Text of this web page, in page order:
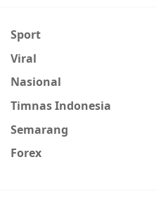
Sport
Viral
Nasional
Timnas Indonesia
Semarang
Forex